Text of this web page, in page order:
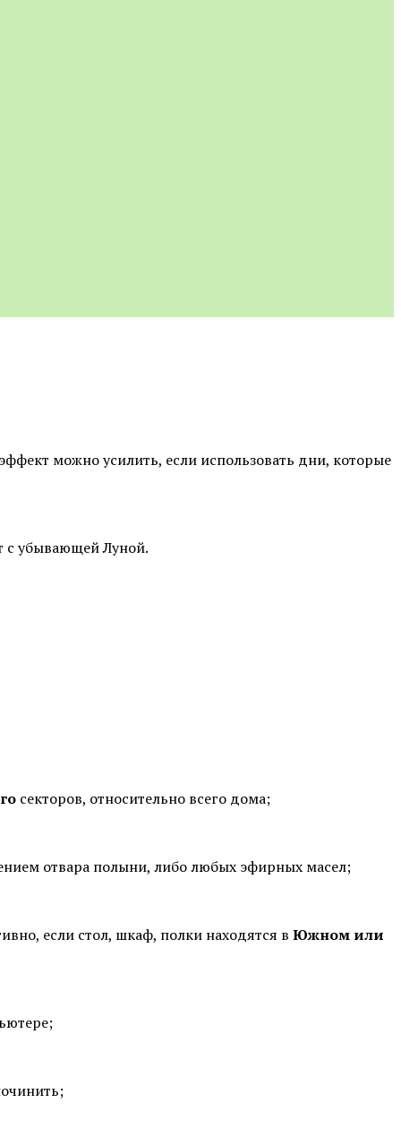
можно усилить, если использовать дни, которые
с убывающей Луной.
секторов, относительно всего дома;
отвара полыни, либо любых эфирных масел;
если стол, шкаф, полки находятся в Южном или